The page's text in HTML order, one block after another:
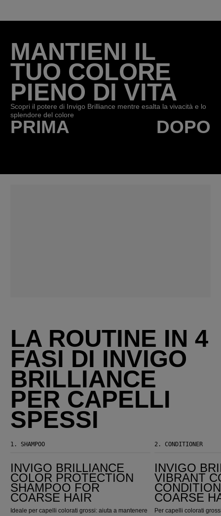
MANTIENI IL
TUO COLORE
PIENO DI VITA
Scopri il potere di Invigo Brilliance mentre esalta la vivacità e lo
splendore del colore
PRIMA DOPO
LA ROUTINE IN 4
FASI DI INVIGO
BRILLIANCE
PER CAPELLI
SPESSI
1. SHAMPOO
INVIGO BRILLIANCE
COLOR PROTECTION
SHAMPOO FOR
COARSE HAIR
Ideale per capelli colorati grossi: aiuta a mantenere
2. CONDITIONER
INVIGO
VIBRANT
COARSE
Per capelli colorati